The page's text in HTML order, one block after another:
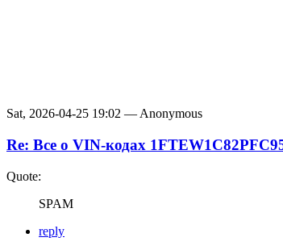
Sat, 2026-04-25 19:02 — Anonymous
Re: Все о VIN-кодах
Quote:
SPAM
reply